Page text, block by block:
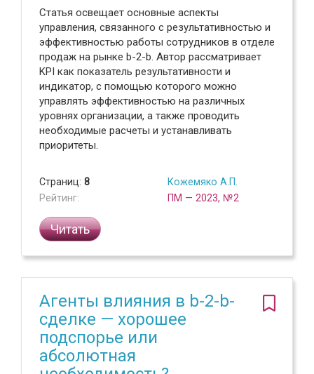
Статья освещает основные аспекты
управления, связанного с результативностью и
эффективностью работы сотрудников в отделе
продаж на рынке b-2-b. Автор рассматривает
KPI как показатель результативности и
индикатор, с помощью которого можно
управлять эффективностью на различных
уровнях организации, а также проводить
необходимые расчеты и устанавливать
приоритеты.
Страниц: 8
Рейтинг:
Кожемяко А.П.
ПМ — 2023, №2
Читать
Агенты влияния в b-2-b-
сделке — хорошее
подспорье или
абсолютная